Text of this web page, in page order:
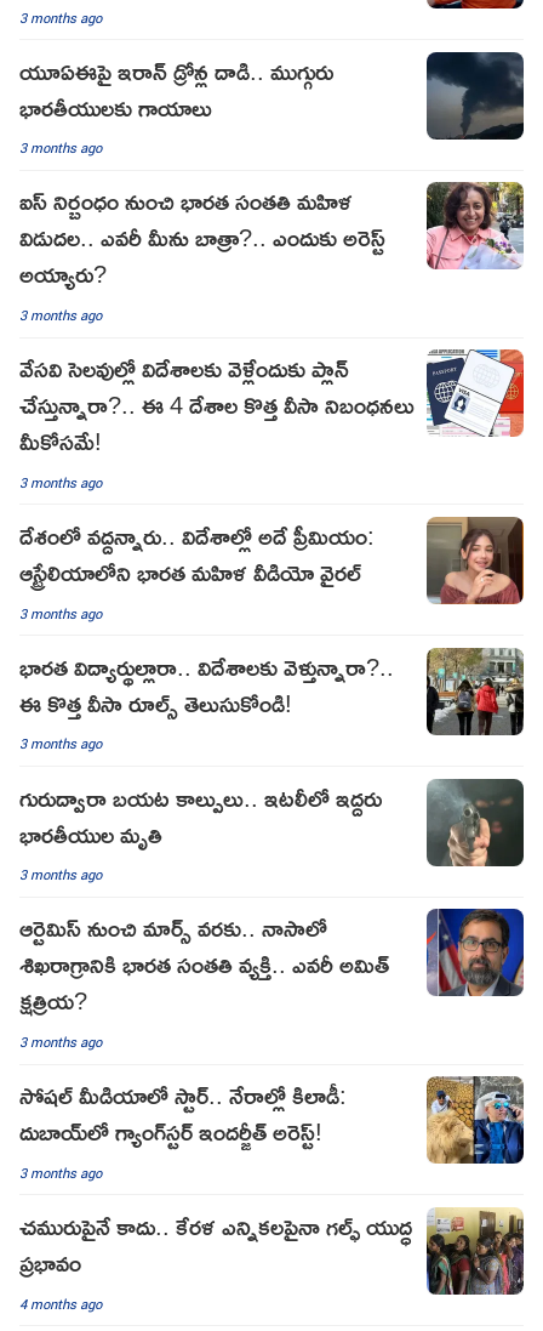
3 months ago
యూఏఈపై ఇరాన్ డ్రోన్ల దాడి.. ముగ్గురు
భారతీయులకు గాయాలు
3 months ago
ఐస్ నిర్బంధం నుంచి భారత సంతతి మహిళ
విడుదల.. ఎవరీ మీను బాత్రా?.. ఎందుకు అరెస్ట్
అయ్యారు?
3 months ago
వేసవి సెలవుల్లో విదేశాలకు వెళ్లేందుకు ప్లాన్
చేస్తున్నారా?.. ఈ 4 దేశాల కొత్త వీసా నిబంధనలు
మీకోసమే!
3 months ago
దేశంలో వద్దన్నారు.. విదేశాల్లో అదే ప్రీమియం:
ఆస్ట్రేలియాలోని భారత మహిళ వీడియో వైరల్
3 months ago
భారత విద్యార్థుల్లారా.. విదేశాలకు వెళ్తున్నారా?..
ఈ కొత్త వీసా రూల్స్ తెలుసుకోండి!
3 months ago
గురుద్వారా బయట కాల్పులు.. ఇటలీలో ఇద్దరు
భారతీయుల మృతి
3 months ago
ఆర్టెమిస్ నుంచి మార్స్ వరకు.. నాసాలో
శిఖరాగ్రానికి భారత సంతతి వ్యక్తి.. ఎవరీ అమిత్
క్షత్రియ?
3 months ago
సోషల్ మీడియాలో స్టార్.. నేరాల్లో కిలాడీ:
దుబాయ్‌లో గ్యాంగ్‌స్టర్ ఇందర్జీత్ అరెస్ట్!
3 months ago
చమురుపైనే కాదు.. కేరళ ఎన్నికలపైనా గల్ఫ్ యుద్ధ
ప్రభావం
4 months ago